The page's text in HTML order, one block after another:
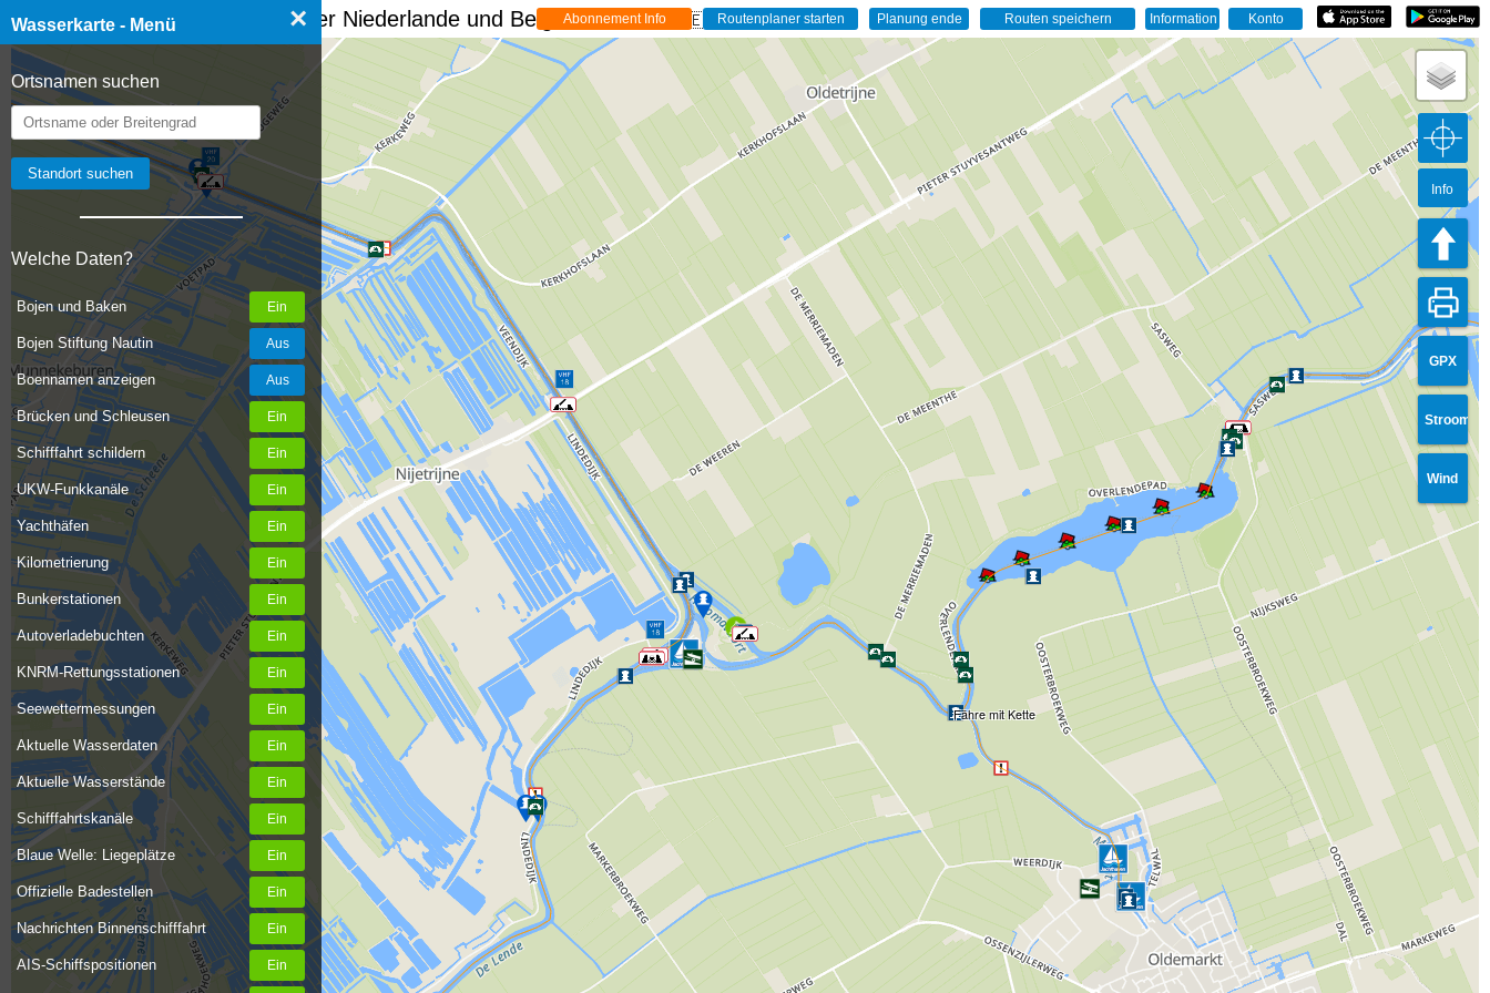
Wasserkarte - Menü ×
Ortsnamen suchen
Welche Daten?
Bojen und Baken
Bojen Stiftung Nautin
Boennamen anzeigen
Brücken und Schleusen
Schifffahrt schildern
UKW-Funkkanäle
Yachthäfen
Kilometrierung
Bunkerstationen
Autoverladebuchten
KNRM-Rettungsstationen
Seewettermessungen
Aktuelle Wasserdaten
Aktuelle Wasserstände
Schifffahrtskanäle
Blaue Welle: Liegeplätze
Offizielle Badestellen
Nachrichten Binnenschifffahrt
AIS-Schiffspositionen
☰ Wasserkarte Deutschland, der Niederlande und Belgien - Live 🇩🇪
GPX
Stroom
Wind
Fähre mit Kette
Info